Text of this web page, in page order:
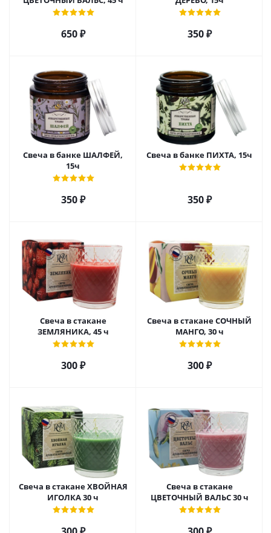
650₽ 350₽
Свеча в банке ШАЛФЕЙ,
15ч
350₽
Свеча в банке ПИХТА, 15ч
350₽
Свеча в стакане
ЗЕМЛЯНИКА, 45 ч
300₽
Свеча в стакане СОЧНЫЙ
МАНГО, 30 ч
300₽
Свеча в стакане ХВОЙНАЯ
ИГОЛКА 30 ч
Свеча в стакане
ЦВЕТОЧНЫЙ ВАЛЬС 30 ч